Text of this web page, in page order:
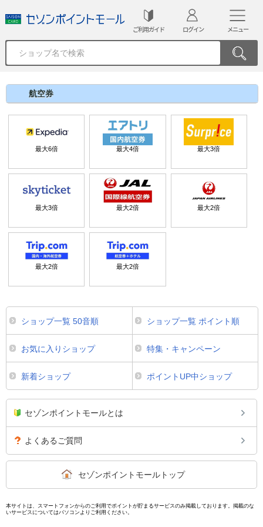
ご利用ガイド ログイン メニュー
航空券
最大6倍 最大4倍 最大3倍
最大3倍 最大2倍 最大2倍
最大2倍 最大2倍
ショップ一覧 50音順 ショップ一覧 ポイント順
お気に入りショップ 特集・キャンペーン
新着ショップ ポイントUP中ショップ
セゾンポイントモールとは
よくあるご質問
セゾンポイントモールトップ
本サイトは、スマートフォンからのご利用でポイントが貯まるサービスのみ掲載しております。掲載のな
いサービスについてはパソコンよりご利用ください。